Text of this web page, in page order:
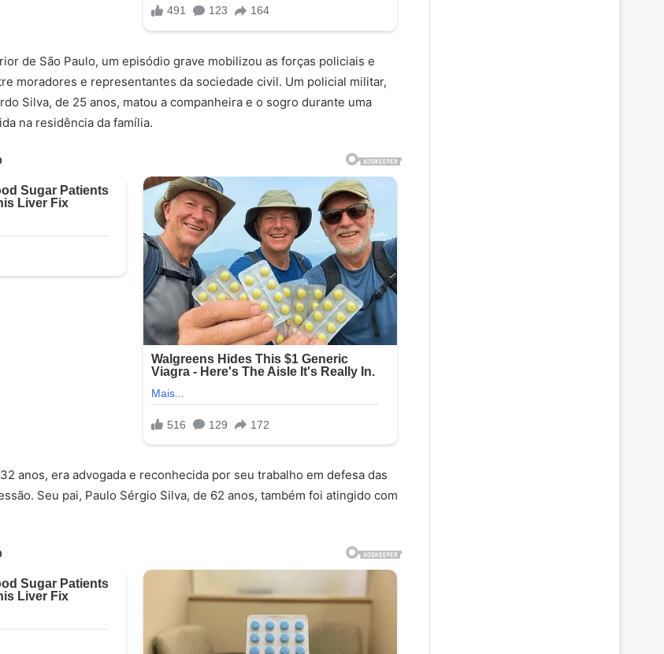
de São Paulo, um episódio grave mobilizou as forças policiais e
moradores e representantes da sociedade civil. Um policial militar,
Silva, de 25 anos, matou a companheira e o sogro durante uma
na residência da família.
anos, era advogada e reconhecida por seu trabalho em defesa das
Seu pai, Paulo Sérgio Silva, de 62 anos, também foi atingido com